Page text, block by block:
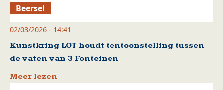
Beersel
02/03/2026 - 14:41
Kunstkring LOT houdt tentoonstelling tussen
de vaten van 3 Fonteinen
Meer lezen